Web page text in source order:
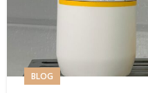
BLOG